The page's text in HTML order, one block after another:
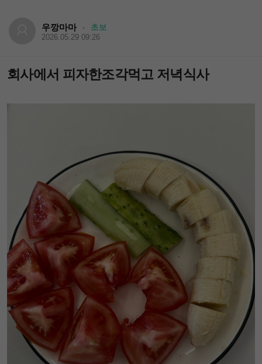
우깡마마 · 초보
2026.05.29 09:26
회사에서 피자한조각먹고 저녁식사